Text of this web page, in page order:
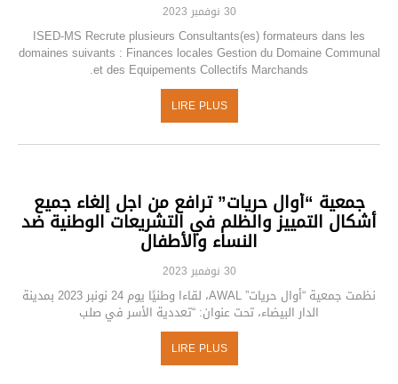
30 نوفمبر 2023
ISED-MS Recrute plusieurs Consultants(es) formateurs dans les
domaines suivants : Finances locales Gestion du Domaine Communal
et des Equipements Collectifs Marchands.
LIRE PLUS
جمعية “أوال حريات” ترافع من اجل إلغاء جميع
أشكال التمييز والظلم في التشريعات الوطنية ضد
النساء والأطفال
30 نوفمبر 2023
نظمت جمعية “أوال حريات” ‏AWAL، لقاءا وطنيًا يوم 24 نونبر 2023 بمدينة
الدار البيضاء، تحت عنوان: “تعددية الأسر في صلب
LIRE PLUS